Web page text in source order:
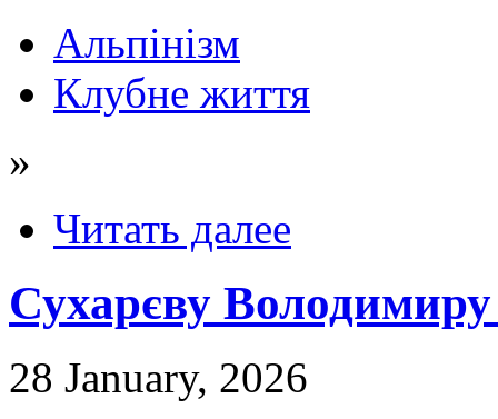
Альпінізм
Клубне життя
»
Читать далее
Сухарєву
28 January, 2026